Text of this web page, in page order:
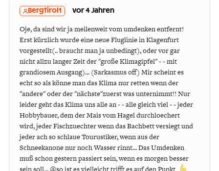
Bergtirol1 vor 4 Jahren
Oje, da sind wir ja meilenweit vom umdenken entfernt!
Erst kürzlich wurde eine neue Fluglinie in Klagenfurt
vorgestellt(.. braucht man ja unbedingt), oder vor gar
nicht allzu langer Zeit der "große Klimagipfel" - - mit
grandiosem Ausgang)... (Sarkasmus off) Mir scheint es
echt so als könne man das Klima nur retten wenn der
"andere" oder der "nächste"zuerst was unternimmt!! Nur
leider geht das Klima uns alle an - - alle gleich viel - - jeder
Hobbybauer, dem der Mais vom Hagel durchloechert
wird, jeder Fischzuechter wenn das Bachbett versiegt und
jeder ach so schlaue Tourustiker, wenn aus der
Schneekanone nur noch Wasser rinnt... Das Umdenken
muß schon gestern passiert sein, wenn es morgen besser